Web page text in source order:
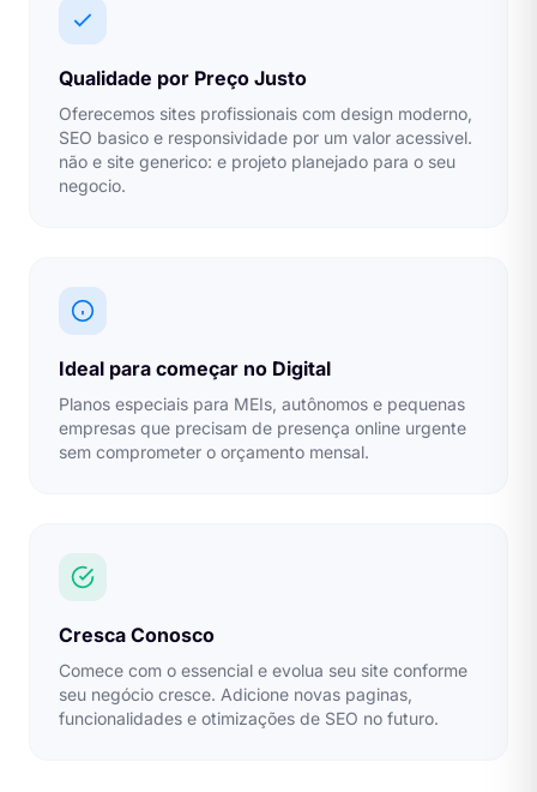
Qualidade por Preço Justo
Oferecemos sites profissionais com design moderno,
SEO basico e responsividade por um valor acessivel.
não e site generico: e projeto planejado para o seu
negocio.
Ideal para começar no Digital
Planos especiais para MEIs, autônomos e pequenas
empresas que precisam de presença online urgente
sem comprometer o orçamento mensal.
Cresca Conosco
Comece com o essencial e evolua seu site conforme
seu negócio cresce. Adicione novas paginas,
funcionalidades e otimizações de SEO no futuro.